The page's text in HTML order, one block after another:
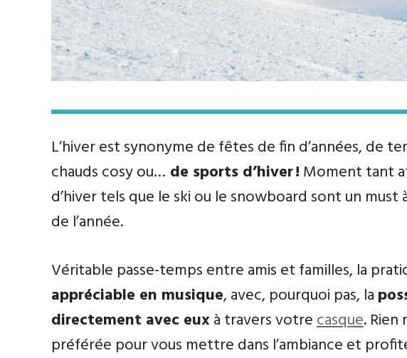
L’hiver est synonyme de fêtes de fin d’années, de
chauds cosy ou… de sports d’hiver ! Moment tant
d’hiver tels que le ski ou le snowboard sont un
de l’année.
Véritable passe-temps entre amis et familles, la
appréciable en musique, avec, pourquoi pas, la
directement avec euxà travers votrecasque.
préférée pour vous mettre dans l’ambiance et